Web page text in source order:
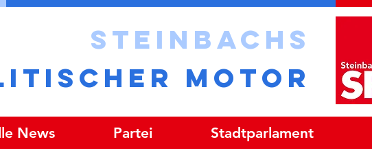
STEINBACHS
MOTOR
News Partei Stadtparlament